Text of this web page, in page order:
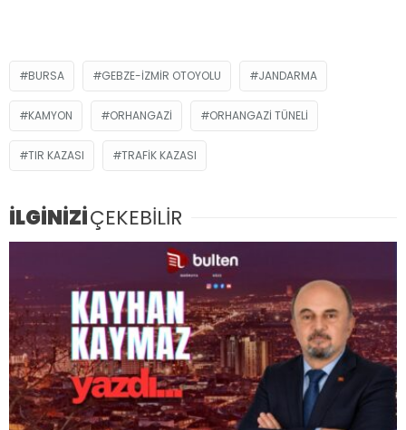
BURSA GEBZE-İZMIR OTOYOLU JANDARMA
KAMYON ORHANGAZI ORHANGAZI TÜNELI
TIR KAZASI TRAFIK KAZASI
İLGİNİZİÇEKEBİLİR